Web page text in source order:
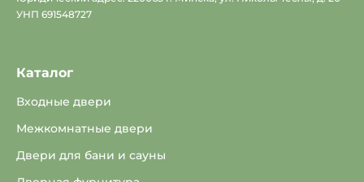
УНП 691548727
Каталог
Входные двери
Межкомнатные двери
Двери для бани и сауны